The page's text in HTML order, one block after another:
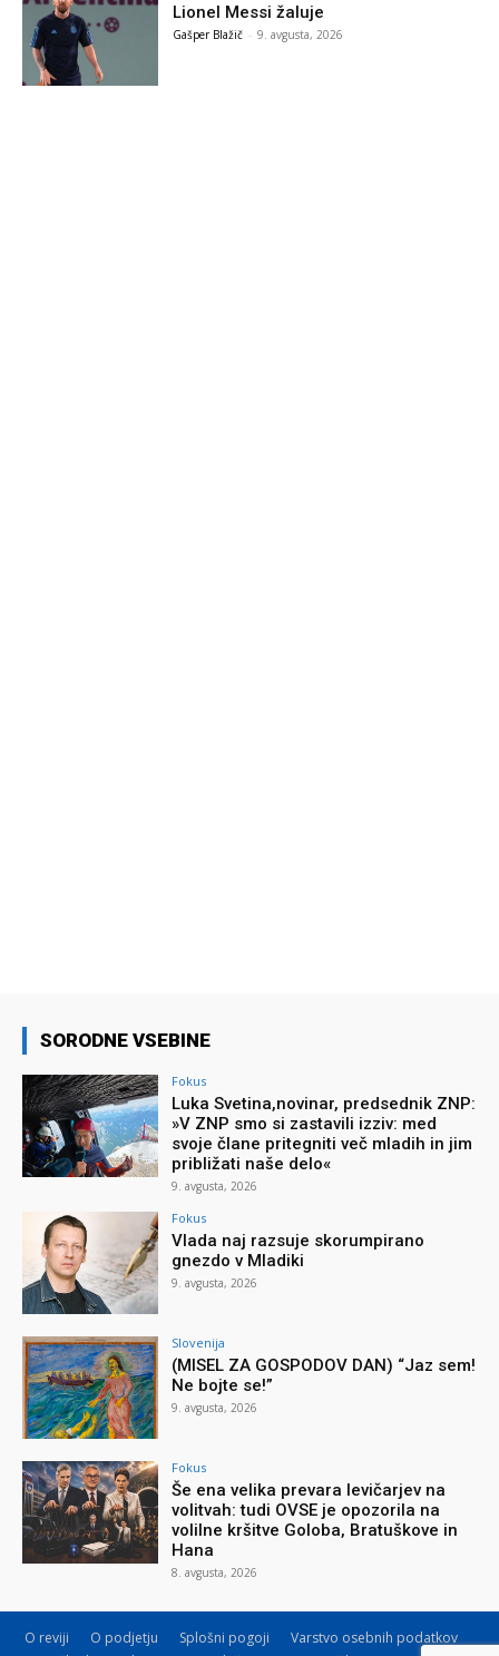
Lionel Messi žaluje
Gašper Blažič - 9. avgusta, 2026
SORODNE VSEBINE
Fokus
Luka Svetina,novinar, predsednik ZNP:
»V ZNP smo si zastavili izziv: med
svoje člane pritegniti več mladih in jim
približati naše delo«
9. avgusta, 2026
Fokus
Vlada naj razsuje skorumpirano
gnezdo v Mladiki
9. avgusta, 2026
Slovenija
(MISEL ZA GOSPODOV DAN) “Jaz sem!
Ne bojte se!”
9. avgusta, 2026
Fokus
Še ena velika prevara levičarjev na
volitvah: tudi OVSE je opozorila na
volilne kršitve Goloba, Bratuškove in
Hana
8. avgusta, 2026
O reviji O podjetju Splošni pogoji
Varstvo osebnih podatkov